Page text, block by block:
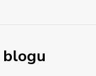
blogu